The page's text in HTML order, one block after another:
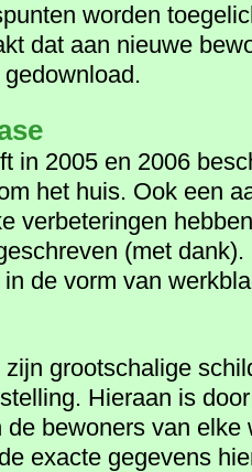
worden
dat aan nieuwe
in 2005 en 2006
het huis. Ook een
verbeteringen
(met
de vorm van
grootschalige
Hieraan is
de bewoners van elke
exacte gegevens